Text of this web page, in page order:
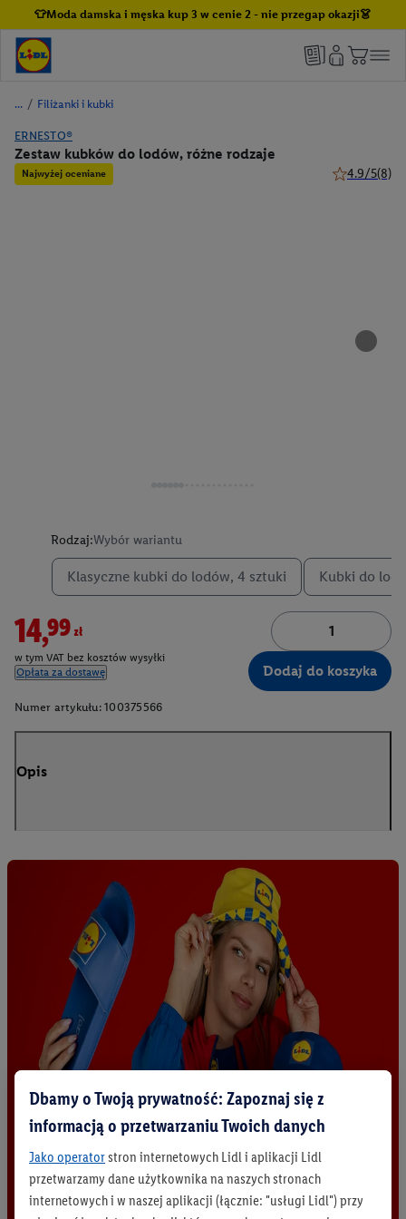
👕Moda damska i męska kup 3 w cenie 2 - nie przegap okazji👗
/ Filiżanki i kubki
ERNESTO®
Zestaw kubków do lodów, różne rodzaje
Najwyżej oceniane 4.9/5(8)
Rodzaj:Wybór wariantu
Klasyczne kubki do lodów, 4 sztuki Kubki do
14,99zł
w tym VAT bez kosztów wysyłki
Opłata za dostawę
Dodaj do koszyka
Numer artykułu: 100375566
Opis
Dbamy o Twoją prywatność: Zapoznaj się z
informacją o przetwarzaniu Twoich danych
Jako operatorstron internetowych Lidl i aplikacji Lidl
przetwarzamy dane użytkownika na naszych stronach
internetowych i w naszej aplikacji (łącznie: "usługi Lidl") przy